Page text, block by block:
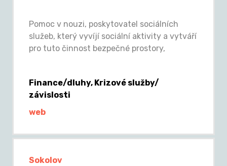
Pomoc v nouzi, poskytovatel sociálních
služeb, který vyvíjí sociální aktivity a vytváří
pro tuto činnost bezpečné prostory,
Finance/dluhy, Krizové služby/
závislosti
web
Sokolov